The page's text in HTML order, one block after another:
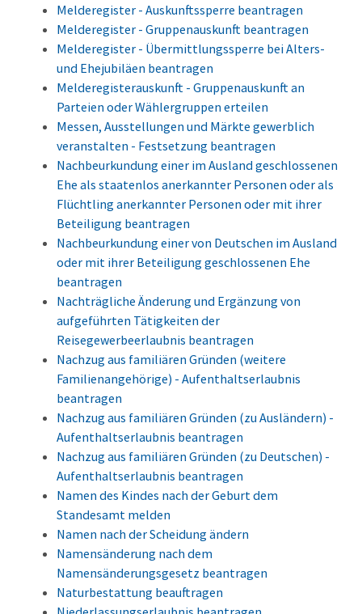
Melderegister - Auskunftssperre beantragen
Melderegister - Gruppenauskunft beantragen
Melderegister - Übermittlungssperre bei Alters-
und Ehejubiläen beantragen
Melderegisterauskunft - Gruppenauskunft an
Parteien oder Wählergruppen erteilen
Messen, Ausstellungen und Märkte gewerblich
veranstalten - Festsetzung beantragen
Nachbeurkundung einer im Ausland geschlossenen
Ehe als staatenlos anerkannter Personen oder als
Flüchtling anerkannter Personen oder mit ihrer
Beteiligung beantragen
Nachbeurkundung einer von Deutschen im Ausland
oder mit ihrer Beteiligung geschlossenen Ehe
beantragen
Nachträgliche Änderung und Ergänzung von
aufgeführten Tätigkeiten der
Reisegewerbeerlaubnis beantragen
Nachzug aus familiären Gründen (weitere
Familienangehörige) - Aufenthaltserlaubnis
beantragen
Nachzug aus familiären Gründen (zu Ausländern) -
Aufenthaltserlaubnis beantragen
Nachzug aus familiären Gründen (zu Deutschen) -
Aufenthaltserlaubnis beantragen
Namen des Kindes nach der Geburt dem
Standesamt melden
Namen nach der Scheidung ändern
Namensänderung nach dem
Namensänderungsgesetz beantragen
Naturbestattung beauftragen